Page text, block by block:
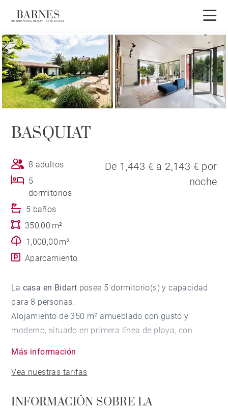
BASQUIAT
8 adultos
5
dormitorios
5 baños
350,00 m²
1,000,00 m²
Aparcamiento
De 1,443 € a 2,143 € por
noche
La casa en Bidart posee 5 dormitorio(s) y capacidad
para 8 personas.
Alojamiento de 350 m² amueblado con gusto y
moderno, situado en primera línea de playa, con
al mar.
vallada, terraza, barbacoa, plancha, acceso internet
Más información
Vea nuestras tarifas
INFORMACIÓN SOBRE LA